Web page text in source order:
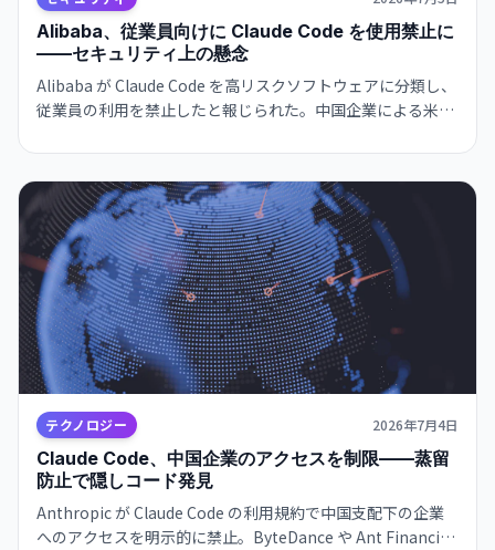
Alibaba、従業員向けに Claude Code を使用禁止に
——セキュリティ上の懸念
Alibaba が Claude Code を高リスクソフトウェアに分類し、
従業員の利用を禁止したと報じられた。中国企業による米国
テクノロジー 2026年7月4日
Claude Code、中国企業のアクセスを制限——蒸留
防止で隠しコード発見
Anthropic が Claude Code の利用規約で中国支配下の企業
へのアクセスを明示的に禁止。ByteDance や Ant Financial